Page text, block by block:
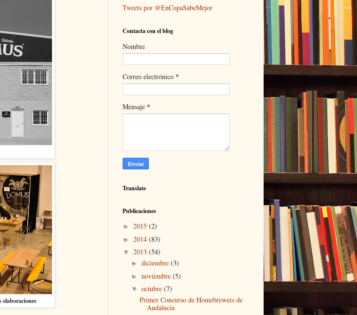
Tweets por @EnCopaSabeMejor
Contacta con el blog
Nombre
Correo electrónico *
Mensaje *
Translate
Publicaciones
► 2015 (2)
► 2014 (83)
▼ 2013 (54)
► diciembre (3)
► noviembre (5)
▼ octubre (7)
Primer Concurso de Homebrewers de
Andalucía